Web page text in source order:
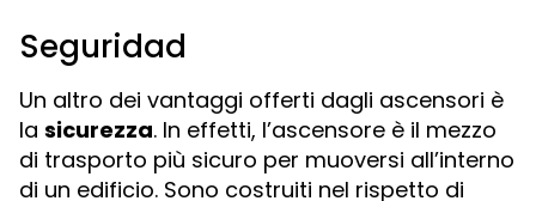
Seguridad
Un altro dei vantaggi offerti dagli ascensori è
la sicurezza. In effetti, l’ascensore è il mezzo
di trasporto più sicuro per muoversi all’interno
di un edificio. Sono costruiti nel rispetto di